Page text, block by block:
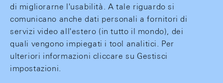
di migliorarne l'usabilità. A tale riguardo si
comunicano anche dati personali a fornitori di
servizi video all'estero (in tutto il mondo), dei
quali vengono impiegati i tool analitici. Per
ulteriori informazioni cliccare su Gestisci
impostazioni.